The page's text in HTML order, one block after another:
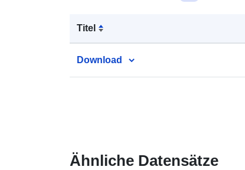
Titel
Download
Ähnliche Datensätze